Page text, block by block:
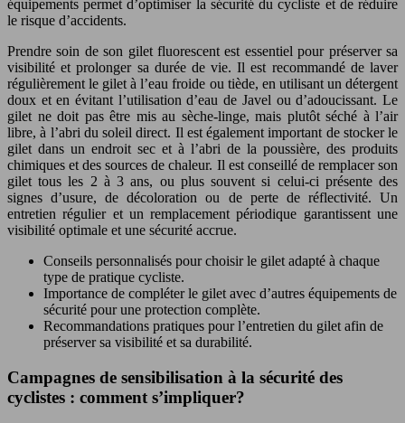
équipements permet d’optimiser la sécurité du cycliste et de réduire
le risque d’accidents.
Prendre soin de son gilet fluorescent est essentiel pour préserver sa
visibilité et prolonger sa durée de vie. Il est recommandé de laver
régulièrement le gilet à l’eau froide ou tiède, en utilisant un détergent
doux et en évitant l’utilisation d’eau de Javel ou d’adoucissant. Le
gilet ne doit pas être mis au sèche-linge, mais plutôt séché à l’air
libre, à l’abri du soleil direct. Il est également important de stocker le
gilet dans un endroit sec et à l’abri de la poussière, des produits
chimiques et des sources de chaleur. Il est conseillé de remplacer son
gilet tous les 2 à 3 ans, ou plus souvent si celui-ci présente des
signes d’usure, de décoloration ou de perte de réflectivité. Un
entretien régulier et un remplacement périodique garantissent une
visibilité optimale et une sécurité accrue.
Conseils personnalisés pour choisir le gilet adapté à chaque
type de pratique cycliste.
Importance de compléter le gilet avec d’autres équipements de
sécurité pour une protection complète.
Recommandations pratiques pour l’entretien du gilet afin de
préserver sa visibilité et sa durabilité.
Campagnes de sensibilisation à la sécurité des
cyclistes : comment s’impliquer?